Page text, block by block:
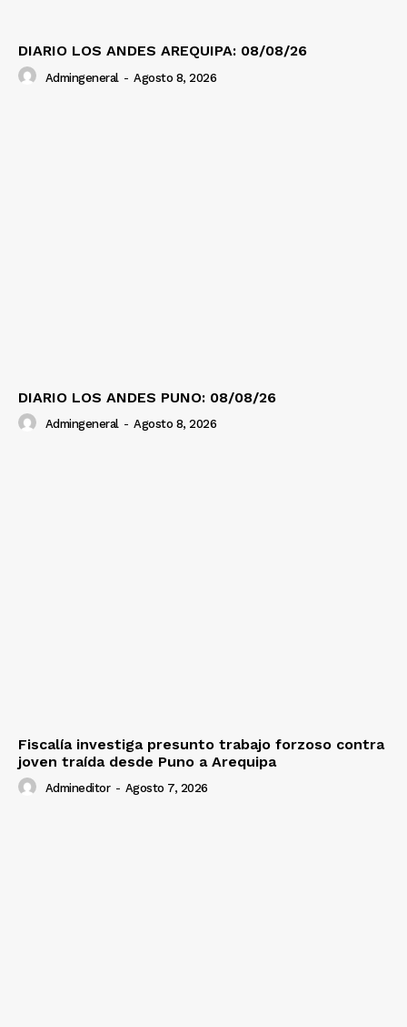
DIARIO LOS ANDES AREQUIPA: 08/08/26
Admingeneral - Agosto 8, 2026
DIARIO LOS ANDES PUNO: 08/08/26
Admingeneral - Agosto 8, 2026
Fiscalía investiga presunto trabajo forzoso contra
joven traída desde Puno a Arequipa
Admineditor - Agosto 7, 2026